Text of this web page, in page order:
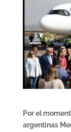
Por el
argentinas